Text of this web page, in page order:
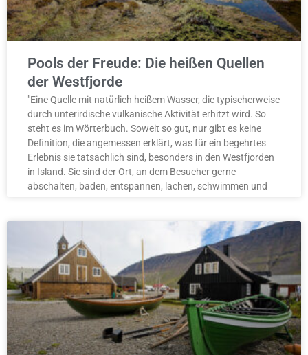
Pools der Freude: Die heißen Quellen
der Westfjorde
"Eine Quelle mit natürlich heißem Wasser, die typischerweise
durch unterirdische vulkanische Aktivität erhitzt wird. So
steht es im Wörterbuch. Soweit so gut, nur gibt es keine
Definition, die angemessen erklärt, was für ein begehrtes
Erlebnis sie tatsächlich sind, besonders in den Westfjorden
in Island. Sie sind der Ort, an dem Besucher gerne
abschalten, baden, entspannen, lachen, schwimmen und